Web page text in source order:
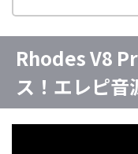
Rhodes V8
ス！エレピ音